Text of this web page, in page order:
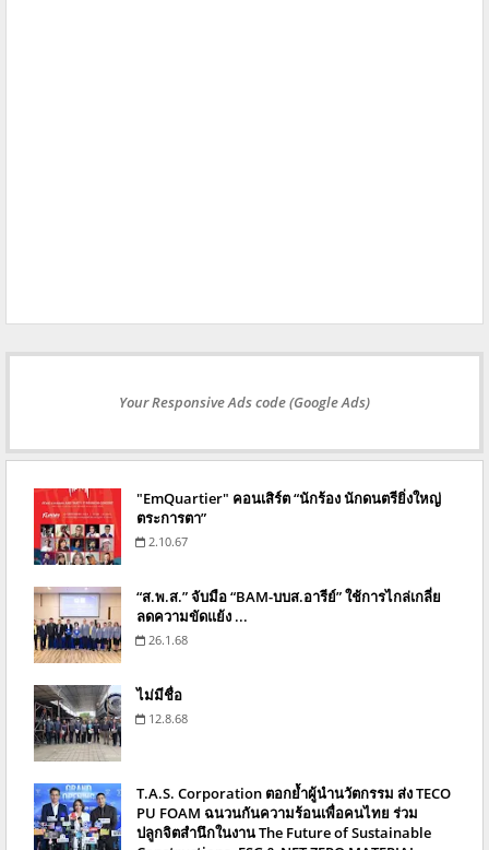
Your Responsive Ads code (Google Ads)
"EmQuartier" คอนเสิร์ต “นักร้อง นักดนตรียิ่งใหญ่
ตระการตา”
2.10.67
“ส.พ.ส.” จับมือ “BAM-บบส.อารีย์” ใช้การไกล่เกลี่ย
ลดความขัดแย้ง ...
26.1.68
ไม่มีชื่อ
12.8.68
T.A.S. Corporation ตอกย้ำผู้นำนวัตกรรม ส่ง TECO
PU FOAM ฉนวนกันความร้อนเพื่อคนไทย ร่วม
ปลูกจิตสำนึกในงาน The Future of Sustainable